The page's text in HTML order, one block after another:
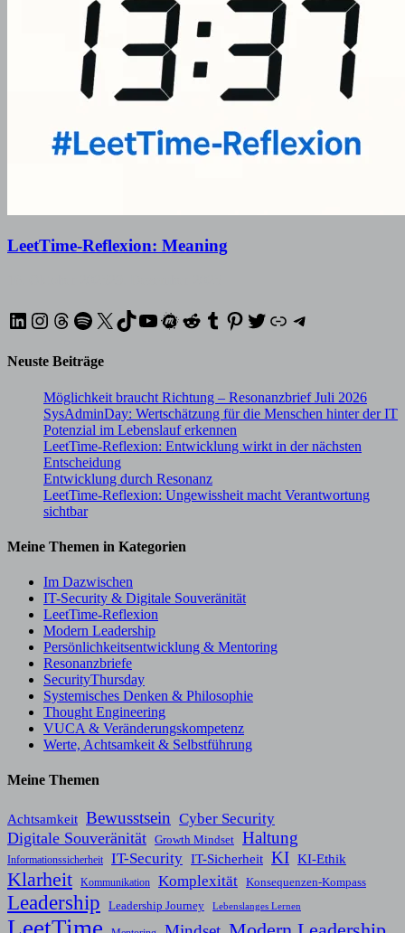
LeetTime-Reflexion: Meaning
LinkedIn
Instagram
Threads
Spotify
X TikTok
YouTube
Meetup
Reddit
Tumblr
Pinterest
Twitter
XINGTelegram
Neuste Beiträge
Möglichkeit braucht Richtung – Resonanzbrief Juli 2026
SysAdminDay: Wertschätzung für die Menschen hinter der IT
Potenzial im Lebenslauf erkennen
LeetTime-Reflexion: Entwicklung wirkt in der nächsten
Entscheidung
Entwicklung durch Resonanz
LeetTime-Reflexion: Ungewissheit macht Verantwortung
sichtbar
Meine Themen in Kategorien
Im Dazwischen
IT-Security & Digitale Souveränität
LeetTime-Reflexion
Modern Leadership
Persönlichkeitsentwicklung & Mentoring
Resonanzbriefe
SecurityThursday
Systemisches Denken & Philosophie
Thought Engineering
VUCA & Veränderungskompetenz
Werte, Achtsamkeit & Selbstführung
Meine Themen
Achtsamkeit Bewusstsein Cyber Security
Digitale Souveränität Growth Mindset Haltung
Informationssicherheit IT-Security IT-Sicherheit KI KI-Ethik
Klarheit Kommunikation Komplexität Konsequenzen-Kompass
Leadership Leadership Journey Lebenslanges Lernen